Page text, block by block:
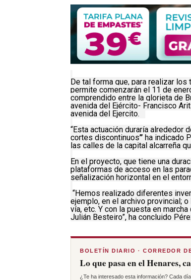
De tal forma que, para realizar
permite comenzarán el 11 de
comprendido entre la glorieta de
avenida del Ejército- Francisco
avenida del Ejercito.
“Esta actuación duraría
cortes discontinuos” ha indicado
las calles de la capital alcarreña
En el proyecto, que tiene una
plataformas de acceso en las
señalización horizontal en el
“Hemos realizado diferentes
ejemplo, en el archivo provincial;
vía, etc. Y con la puesta en
Julián Besteiro”, ha concluido
BOLETÍN DIARIO · CORREDOR
Lo que pasa en el Henares,
¿Te ha interesado esta información? Cada